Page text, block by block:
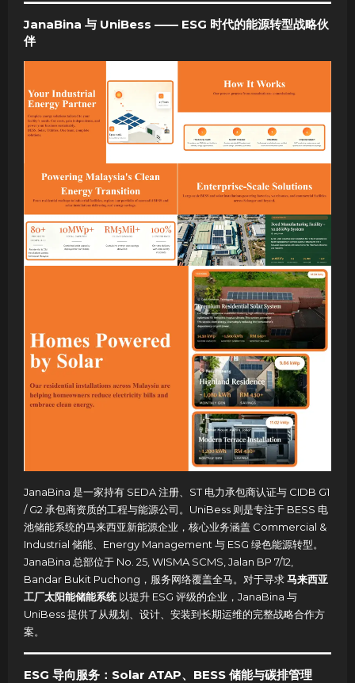
JanaBina 与 UniBess —— ESG 时代的能源转型战略伙
伴
JanaBina 是一家持有 SEDA 注册、ST 电力承包商认证与 CIDB G1
/ G2 承包商资质的工程与能源公司。UniBess 则是专注于 BESS 电
池储能系统的马来西亚新能源企业，核心业务涵盖 Commercial &
Industrial 储能、Energy Management 与 ESG 绿色能源转型。
JanaBina 总部位于 No. 25, WISMA SCMS, Jalan BP 7/12,
Bandar Bukit Puchong，服务网络覆盖全马。对于寻求马来西亚
工厂太阳能储能系统以提升 ESG 评级的企业，JanaBina 与
UniBess 提供了从规划、设计、安装到长期运维的完整战略合作方
案。
ESG 导向服务：Solar ATAP、BESS 储能与碳排管理